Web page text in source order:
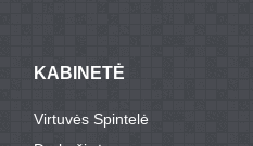
KABINETĖ
Virtuvės Spintelė